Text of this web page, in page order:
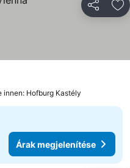
innen: Hofburg Kastély
Árak megjelenítése